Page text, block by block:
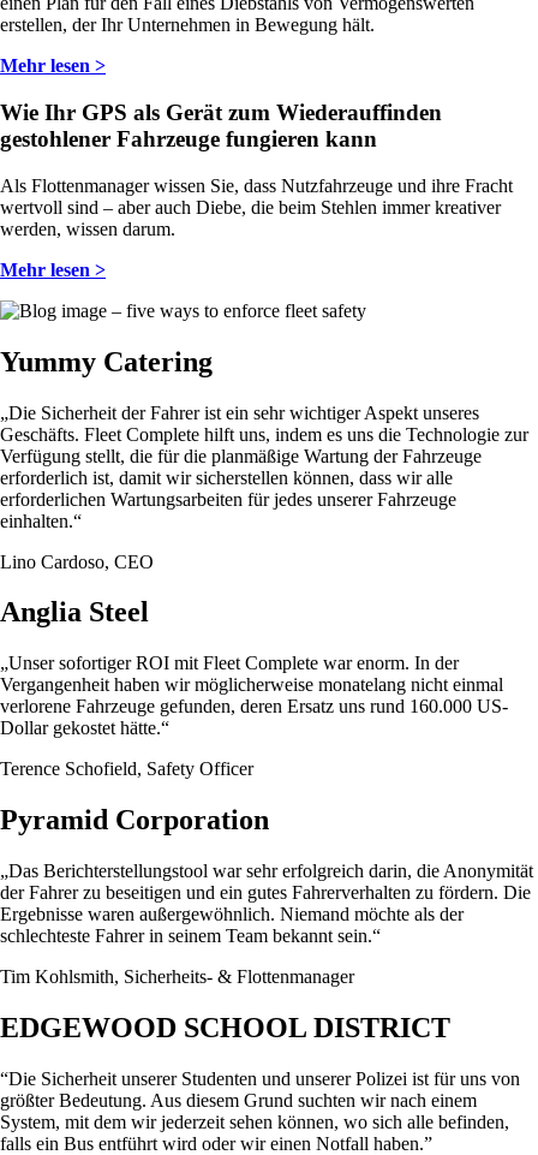
erstellen, der Ihr Unternehmen in Bewegung hält.
Mehr lesen >
Wie Ihr GPS als Gerät zum Wiederauffinden
gestohlener Fahrzeuge fungieren kann
Als Flottenmanager wissen Sie, dass Nutzfahrzeuge und ihre Fracht
wertvoll sind – aber auch Diebe, die beim Stehlen immer kreativer
werden, wissen darum.
Mehr lesen >
Yummy Catering
„Die Sicherheit der Fahrer ist ein sehr wichtiger Aspekt unseres
Geschäfts. Fleet Complete hilft uns, indem es uns die Technologie zur
Verfügung stellt, die für die planmäßige Wartung der Fahrzeuge
erforderlich ist, damit wir sicherstellen können, dass wir alle
erforderlichen Wartungsarbeiten für jedes unserer Fahrzeuge
einhalten.“
Lino Cardoso, CEO
Anglia Steel
„Unser sofortiger ROI mit Fleet Complete war enorm. In der
Vergangenheit haben wir möglicherweise monatelang nicht einmal
verlorene Fahrzeuge gefunden, deren Ersatz uns rund 160.000 US-
Dollar gekostet hätte.“
Terence Schofield, Safety Officer
Pyramid Corporation
„Das Berichterstellungstool war sehr erfolgreich darin, die Anonymität
der Fahrer zu beseitigen und ein gutes Fahrerverhalten zu fördern. Die
Ergebnisse waren außergewöhnlich. Niemand möchte als der
schlechteste Fahrer in seinem Team bekannt sein.“
Tim Kohlsmith, Sicherheits- & Flottenmanager
EDGEWOOD SCHOOL DISTRICT
“Die Sicherheit unserer Studenten und unserer Polizei ist für uns von
größter Bedeutung. Aus diesem Grund suchten wir nach einem
System, mit dem wir jederzeit sehen können, wo sich alle befinden,
falls ein Bus entführt wird oder wir einen Notfall haben.”